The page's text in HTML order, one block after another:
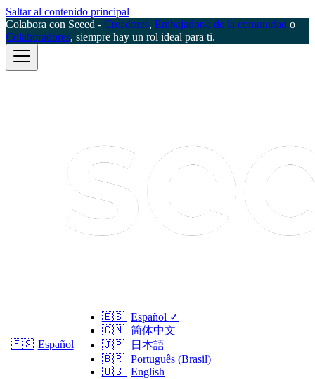
Saltar al contenido principal
Colabora con Seeed - Creadores, Embajador/a de la comunidad o
Colaboradores, siempre hay un rol ideal para ti.
🇪🇸 Español
🇪🇸 Español ✓
🇨🇳 简体中文
🇯🇵
日本語
🇧🇷 Português (Brasil)
🇺🇸 English